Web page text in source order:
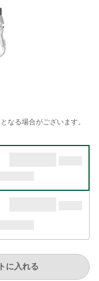
なる場合がございます。
に入れる